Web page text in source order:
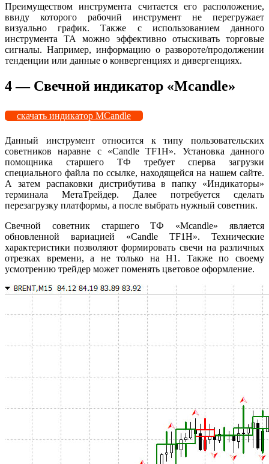
Преимуществом инструмента считается его расположение,
ввиду которого рабочий инструмент не перегружает
визуально график. Также с использованием данного
инструмента ТА можно эффективно отыскивать торговые
сигналы. Например, информацию о развороте/продолжении
тенденции или данные о конвергенциях и дивергенциях.
4 — Свечной индикатор «Mcandle»
скачать индикатор MCandle
Данный инструмент относится к типу пользовательских
советников наравне с «Candle TF1H». Установка данного
помощника старшего ТФ требует сперва загрузки
специального файла по ссылке, находящейся на нашем сайте.
А затем распаковки дистрибутива в папку «Индикаторы»
терминала МетаТрейдер. Далее потребуется сделать
перезагрузку платформы, а после выбрать нужный советник.
Свечной советник старшего ТФ «Mcandle» является
обновленной вариацией «Candle TF1H». Технические
характеристики позволяют формировать свечи на различных
отрезках времени, а не только на H1. Также по своему
усмотрению трейдер может поменять цветовое оформление.